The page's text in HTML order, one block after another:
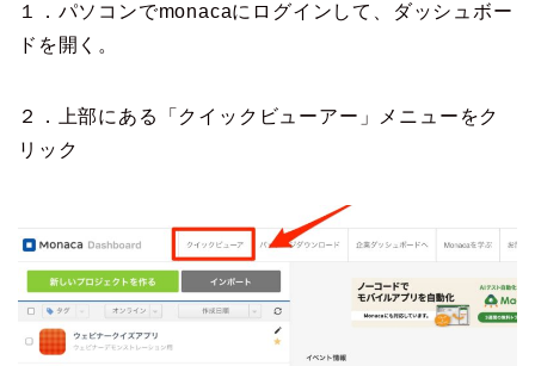
１．パソコンでmonacaにログインして、ダッシュボー
ドを開く。
２．上部にある「クイックビューアー」メニューをク
リック